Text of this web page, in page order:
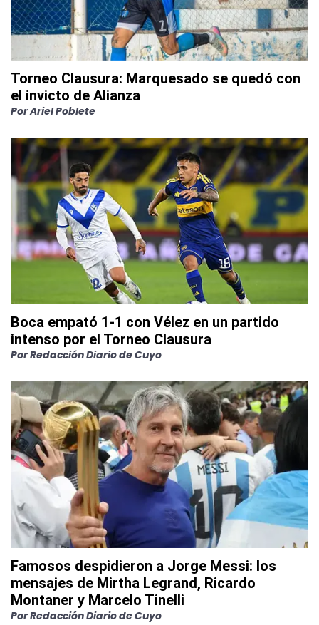
Torneo Clausura: Marquesado se quedó con
el invicto de Alianza
PorAriel Poblete
Boca empató 1-1 con Vélez en un partido
intenso por el Torneo Clausura
PorRedacción Diario de Cuyo
Famosos despidieron a Jorge Messi: los
mensajes de Mirtha Legrand, Ricardo
Montaner y Marcelo Tinelli
PorRedacción Diario de Cuyo